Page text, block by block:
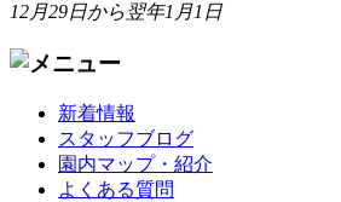
12月29日から翌年1月1日
新着情報
スタッフブログ
園内マップ・紹介
よくある質問